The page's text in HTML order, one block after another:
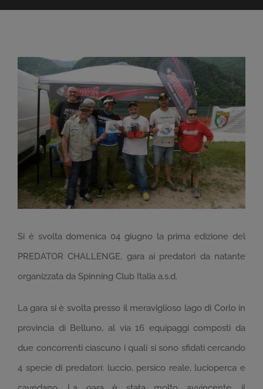
Ingrandisci
immagine
Si è svolta domenica 04 giugno la prima edizione del
PREDATOR CHALLENGE, gara ai predatori da natante
organizzata da Spinning Club Italia a.s.d.
La gara si è svolta presso il meraviglioso lago di Corlo in
provincia di Belluno, al via 16 equipaggi composti da
due concorrenti ciascuno i quali si sono sfidati cercando
4 specie di predatori: luccio, persico reale, lucioperca e